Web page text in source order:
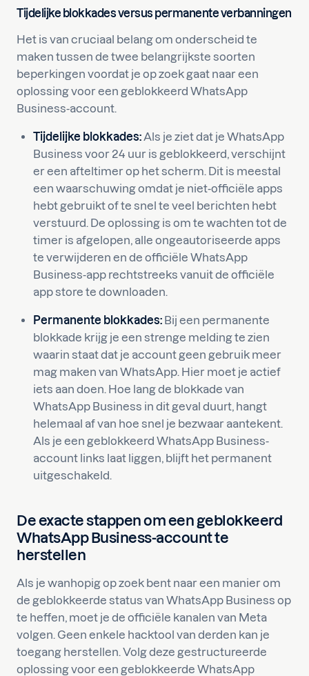
Tijdelijke blokkades versus permanente verbanningen
Het is van cruciaal belang om onderscheid te
maken tussen de twee belangrijkste soorten
beperkingen voordat je op zoek gaat naar een
oplossing voor een geblokkeerd WhatsApp
Business-account.
Tijdelijke blokkades: Als je ziet dat je WhatsApp
Business voor 24 uur is geblokkeerd, verschijnt
er een afteltimer op het scherm. Dit is meestal
een waarschuwing omdat je niet-officiële apps
hebt gebruikt of te snel te veel berichten hebt
verstuurd. De oplossing is om te wachten tot de
timer is afgelopen, alle ongeautoriseerde apps
te verwijderen en de officiële WhatsApp
Business-app rechtstreeks vanuit de officiële
app store te downloaden.
Permanente blokkades: Bij een permanente
blokkade krijg je een strenge melding te zien
waarin staat dat je account geen gebruik meer
mag maken van WhatsApp. Hier moet je actief
iets aan doen. Hoe lang de blokkade van
WhatsApp Business in dit geval duurt, hangt
helemaal af van hoe snel je bezwaar aantekent.
Als je een geblokkeerd WhatsApp Business-
account links laat liggen, blijft het permanent
uitgeschakeld.
De exacte stappen om een geblokkeerd
WhatsApp Business-account te
herstellen
Als je wanhopig op zoek bent naar een manier om
de geblokkeerde status van WhatsApp Business op
te heffen, moet je de officiële kanalen van Meta
volgen. Geen enkele hacktool van derden kan je
toegang herstellen. Volg deze gestructureerde
oplossing voor een geblokkeerde WhatsApp